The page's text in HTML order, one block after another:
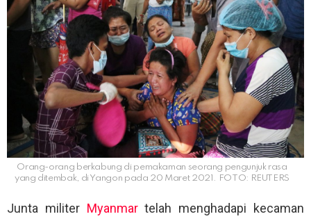
Orang-orang berkabung di pemakaman seorang pengunjuk rasa
yang ditembak, di Yangon pada 20 Maret 2021. FOTO: REUTERS
Junta militer Myanmartelah menghadapi kecaman